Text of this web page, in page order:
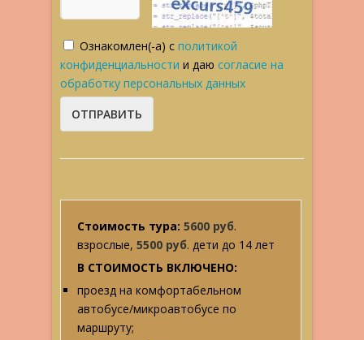
Ознакомлен(-а) с политикой
конфиденциальности и даю согласие на
обработку персональных данных
Стоимость тура: 5600 руб.
взрослые, 5500 руб. дети до 14 лет
В СТОИМОСТЬ ВКЛЮЧЕНО:
проезд на комфортабельном
автобусе/микроавтобусе по
маршруту;